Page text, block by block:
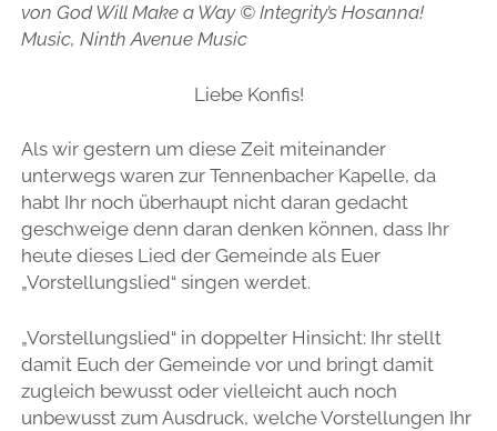
von God Will Make a Way © Integrity’s Hosanna!
Music, Ninth Avenue Music
Liebe Konfis!
Als wir gestern um diese Zeit miteinander
unterwegs waren zur Tennenbacher Kapelle, da
habt Ihr noch überhaupt nicht daran gedacht
geschweige denn daran denken können, dass Ihr
heute dieses Lied der Gemeinde als Euer
„Vorstellungslied“ singen werdet.
„Vorstellungslied“ in doppelter Hinsicht: Ihr stellt
damit Euch der Gemeinde vor und bringt damit
zugleich bewusst oder vielleicht auch noch
unbewusst zum Ausdruck, welche Vorstellungen Ihr